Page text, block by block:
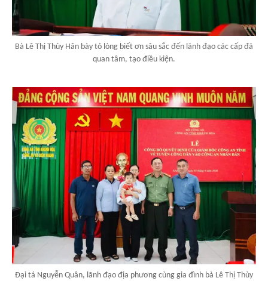
Bà Lê Thị Thùy Hân bày tỏ lòng biết ơn sâu sắc đến lãnh đạo các cấp đã
quan tâm, tạo điều kiện.
Đại tá Nguyễn Quân, lãnh đạo địa phương cùng gia đình bà Lê Thị Thùy